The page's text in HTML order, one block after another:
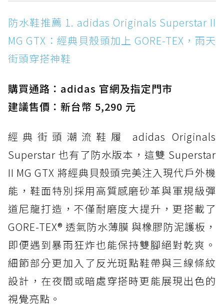
防水鞋推薦 1. adidas Originals Superstar II
MG GTX：經典貝殼頭加上 GORE-TEX，雨天街
頭穿搭神鞋
防水鞋推薦 2. New Balance Hierro v9 GORE-
防水鞋推薦 3. Nike Dunk Low GORE-TEX：
經典 Dunk 輪廓加上防水科技，雨天穿搭帥度不
打折
防水鞋推薦 4. ASICS TRABUCO 14 GTX：搭
載 GORE-TEX 隱形貼合科技，全方位防水神鞋
防水鞋推薦 5. Salomon XT-6 GORE-TEX：潮
人必備山系鞋王！防滑、防水與街頭顏值一次攻
頂
防水鞋推薦 6. HOKA Stinson Evo GTX：越野
復刻厚底，GORE-TEX 防水與增高神器一次滿
防水鞋推薦 7. Timberland Motion Access：
黃靴同級頂級防水，輕量化工裝健走鞋雨天必備
防水鞋推薦 7. Timberland Motion Access：
黃靴同級頂級防水，輕量化工裝健走鞋雨天必備
防水鞋推薦 1. adidas Originals Superstar II
MG GTX：經典貝殼頭加上 GORE-TEX，雨天
街頭穿搭神鞋
購買通路：adidas 官網及指定門市
建議售價：新台幣 5,290 元
經典街頭潮流鞋履 adidas Originals
Superstar 也有了防水版本，這雙 Superstar
II MG GTX 將經典貝殼頭完美注入現代戶外機
能，鞋面特別採用高質感磨砂革與軍規級彈
道尼龍打造，不僅耐磨度大提升，更搭載了
GORE-TEX® 透氣防水薄膜 與橡膠防泥護板，
即便遇到暴雨狂炸也能保持雙腳絕對乾爽。
細節部分更加入了反光斑點鞋帶與三線條紋
設計，在夜間或暗處穿搭時更能展現出色的
視覺亮點。